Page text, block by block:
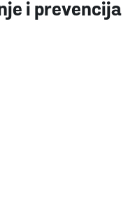
i prevencija